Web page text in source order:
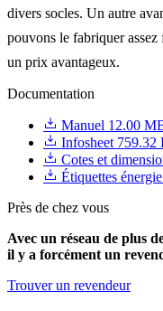
divers socles. Un autre
pouvons le fabriquer
un prix avantageux.
Documentation
Manuel 12.00
Infosheet 759.32
Cotes et
Étiquettes énergie
Près de chez vous
Avec un réseau de plus
il y a forcément un
Trouver un revendeur